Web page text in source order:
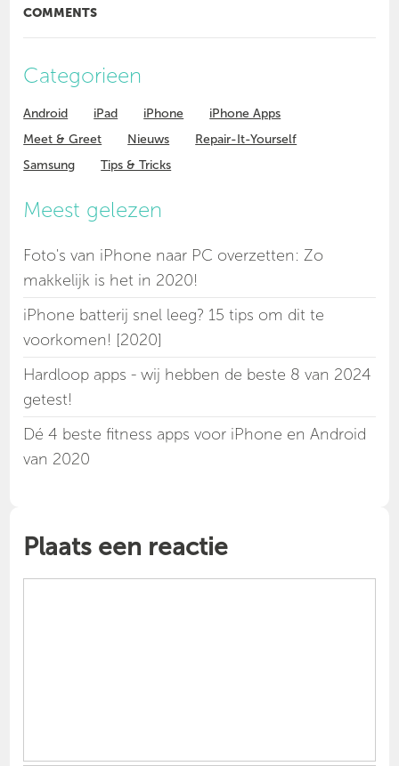
COMMENTS
Categorieen
Android iPad iPhone
iPhone Apps
Meet & Greet
Nieuws
Repair-It-Yourself
Samsung
Tips & Tricks
Meest gelezen
Foto's van iPhone naar PC overzetten: Zo
makkelijk is het in 2020!
iPhone batterij snel leeg? 15 tips om dit te
voorkomen! [2020]
Hardloop apps - wij hebben de beste 8 van 2024
getest!
Dé 4 beste fitness apps voor iPhone en Android
van 2020
Plaats een reactie